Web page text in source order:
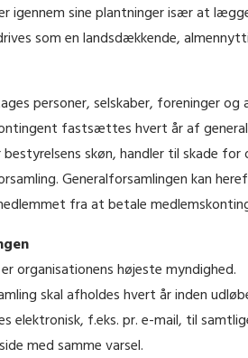
igennem sine plantninger især at
som en landsdækkende,
personer, selskaber, foreninger
fastsættes hvert år af
skøn, handler til skade
Generalforsamlingen kan
fra at betale
organisationens højeste myndighed.
skal afholdes hvert år inden
elektronisk, f.eks. pr. e-mail, til
med samme varsel.